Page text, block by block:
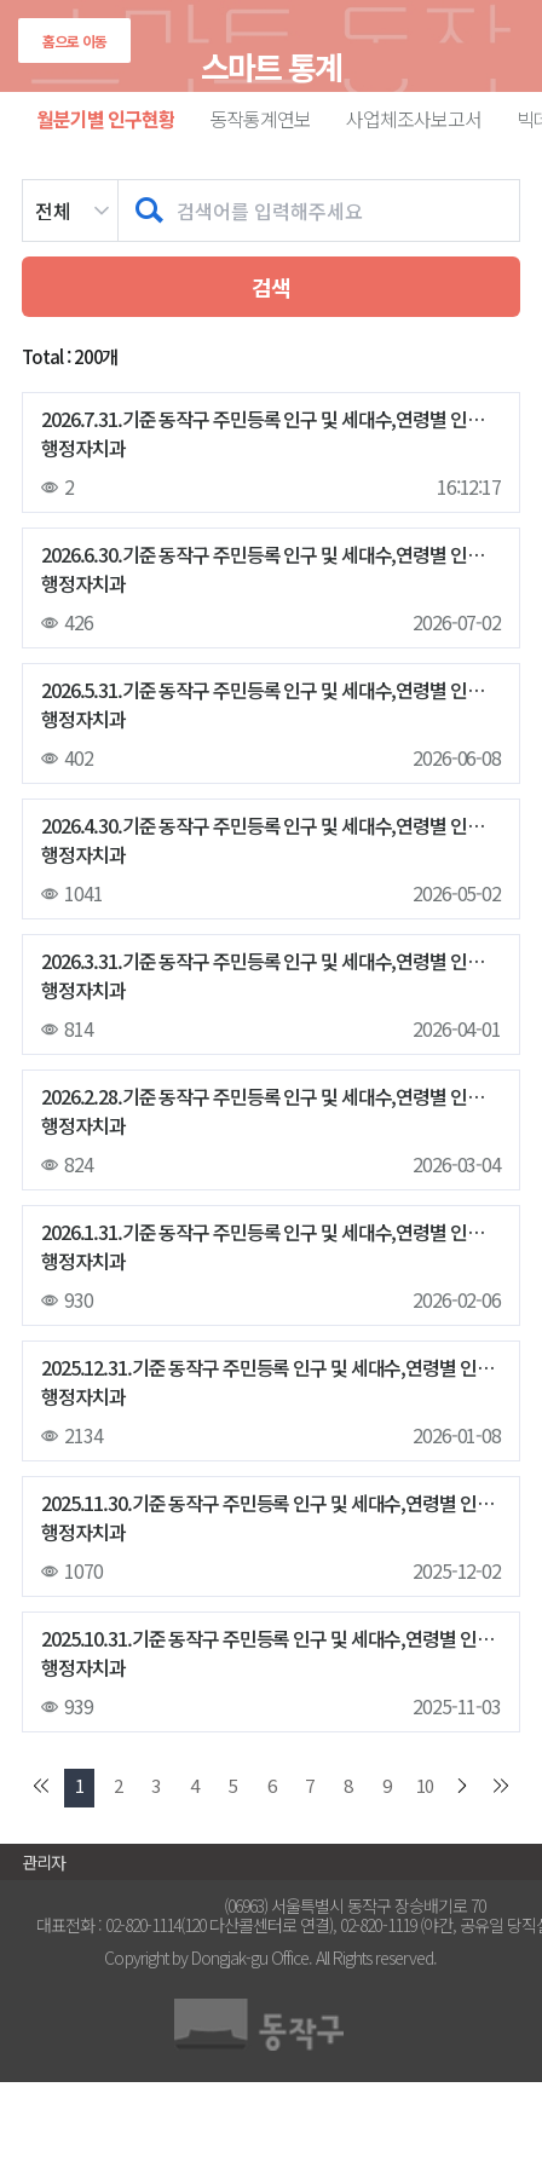
홈으로 이동
스마트 통계
월분기별 인구현황 동작통계연보 사업체조사보고서 빅
검색
Total :200
2026.7.31.기준 동작구 주민등록 인구 및 세대수,연령별 인구,65세이상 인구 현황
행정자치과
16:12:17
2
2026.6.30.기준 동작구 주민등록 인구 및 세대수,연령별 인구,65세이상 인구 현황
행정자치과
2026-07-02
426
2026.5.31.기준 동작구 주민등록 인구 및 세대수,연령별 인구,65세이상 인구 현황
행정자치과
2026-06-08
402
2026.4.30.기준 동작구 주민등록 인구 및 세대수,연령별 인구,65세이상 인구 현황
행정자치과
2026-05-02
1041
2026.3.31.기준 동작구 주민등록 인구 및 세대수,연령별 인구,65세이상 인구 현황
행정자치과
2026-04-01
814
2026.2.28.기준 동작구 주민등록 인구 및 세대수,연령별 인구,65세이상 인구 현황
행정자치과
2026-03-04
824
2026.1.31.기준 동작구 주민등록 인구 및 세대수,연령별 인구,65세이상 인구 현황
행정자치과
2026-02-06
930
2025.12.31.기준 동작구 주민등록 인구 및 세대수,연령별 인구,65세이상 인구 현황
행정자치과
2026-01-08
2134
2025.11.30.기준 동작구 주민등록 인구 및 세대수,연령별 인구,65세이상 인구 현황
행정자치과
2025-12-02
1070
2025.10.31.기준 동작구 주민등록 인구 및 세대수,연령별 인구,65세이상 인구 현황
행정자치과
2025-11-03
939
1 2 3 4 5 6 7 8 9 10
관리자
(06963) 서울특별시 동작구 장승배기로 70
대표전화 : 02-820-1114(120 다산콜센터로 연결), 02-820-1119 (야간, 공유일 당직
Copyright by Dongjak-gu Office. All Rights reserved.